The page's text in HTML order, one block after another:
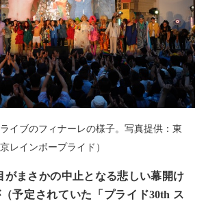
ライブのフィナーレの様子。写真提供：東
京レインボープライド）
がまさかの中止となる悲しい幕開け
予定されていた「プライド30th ス